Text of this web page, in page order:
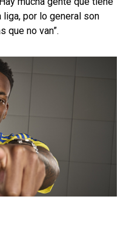
por lo general son
que no van”.